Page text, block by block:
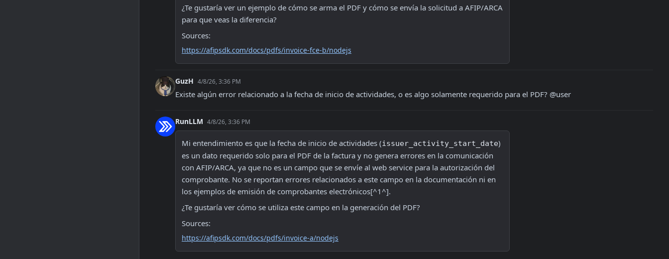
¿Te gustaría ver un ejemplo de cómo se arma el PDF y cómo se envía la solicitud a AFIP/ARCA
para que veas la diferencia?
Sources:
https://afipsdk.com/docs/pdfs/invoice-fce-b/nodejs
GuzH 4/8/26, 3:36 PM
Existe algún error relacionado a la fecha de inicio de actividades, o es algo solamente requerido para el PDF? @user
RunLLM 4/8/26, 3:36 PM
Mi entendimiento es que la fecha de inicio de actividades (issuer_activity_start_date)
es un dato requerido solo para el PDF de la factura y no genera errores en la comunicación
con AFIP/ARCA, ya que no es un campo que se envíe al web service para la autorización del
comprobante. No se reportan errores relacionados a este campo en la documentación ni en
los ejemplos de emisión de comprobantes electrónicos[^1^].
¿Te gustaría ver cómo se utiliza este campo en la generación del PDF?
Sources:
https://afipsdk.com/docs/pdfs/invoice-a/nodejs